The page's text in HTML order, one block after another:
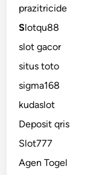
prazitricide
Slotqu88
slot gacor
situs toto
sigma168
kudaslot
Deposit qris
Slot777
Agen Togel